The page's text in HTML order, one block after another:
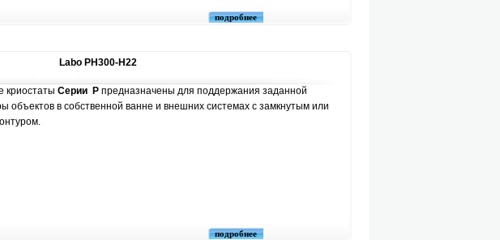
подробнее
Labo PH300-H22
криостатыСерии P предназначены для поддержания заданной
объектов в собственной ванне и внешних системах с замкнутым или
подробнее